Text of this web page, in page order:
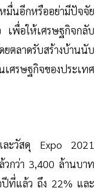
มื่นอีกหรืออย่ามีปัจจัย
เพื่อให้เศรษฐกิจกลับ
ตลาดรับสร้างบ้านนับ
ศรษฐกิจของประเทศ
และวัสดุ Expo 2021
วกว่า 3,400 ล้านบาท
ปีที่แล้ว ถึง 22% และ